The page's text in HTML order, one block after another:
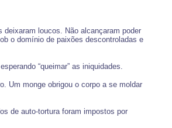
loucos. Não alcançaram poder
o domínio de paixões descontroladas e
“queimar” as iniquidades.
Um monge obrigou o corpo a se moldar
de auto-tortura foram impostos por